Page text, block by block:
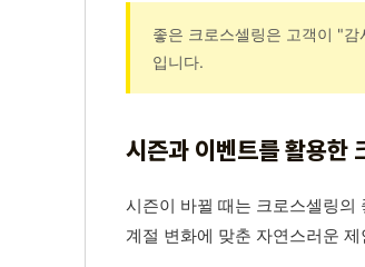
좋은 크로스셀링은 고객이 "
입니다.
시즌과 이벤트를 활용한
시즌이 바뀔 때는 크로스셀링의
계절 변화에 맞춘 자연스러운